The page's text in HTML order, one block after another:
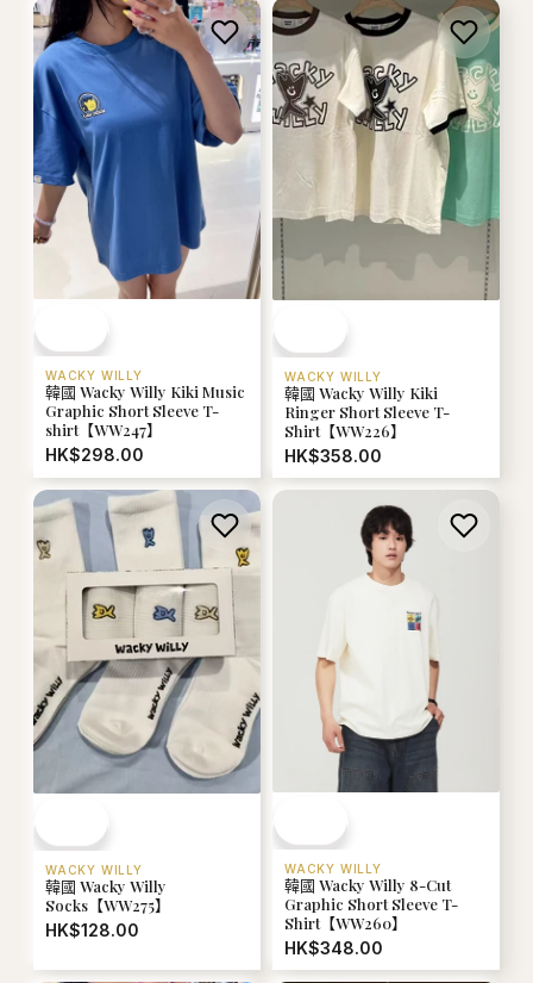
WACKY WILLY
韓國 Wacky Willy Kiki Music
Graphic Short Sleeve T-
shirt【WW247】
HK$298.00
WACKY WILLY
韓國 Wacky Willy Kiki
Ringer Short Sleeve T-
Shirt【WW226】
HK$358.00
WACKY WILLY
韓國 Wacky Willy
Socks【WW275】
HK$128.00
WACKY WILLY
韓國 Wacky Willy 8-Cut
Graphic Short Sleeve T-
Shirt【WW260】
HK$348.00